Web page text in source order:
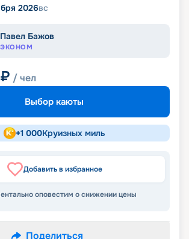
2026вс
Павел Бажов
ЭКОНОМ
₽ / чел
Выбор каюты
+1 000Круизных миль
Добавить в избранное
оповестим о снижении цены
Поделиться